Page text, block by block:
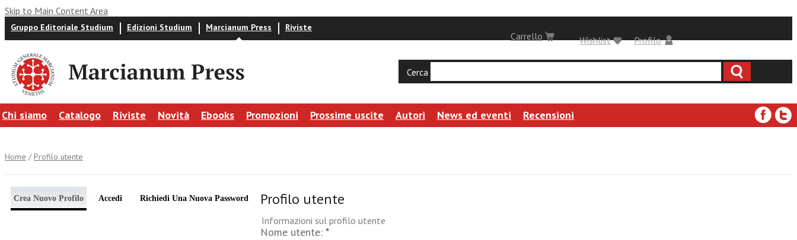
Skip to Main Content Area
Gruppo Editoriale Studium Edizioni Studium Marcianum Press Riviste
Carrello Profilo
Wishlist
Cerca
Chi siamo Catalogo Riviste Novità Ebooks Promozioni Prossime uscite Autori News ed eventi Recensioni
Home / Profilo utente
Crea Nuovo Profilo Accedi Richiedi Una Nuova Password Profilo utente
Informazioni sul profilo utente
Nome utente: *